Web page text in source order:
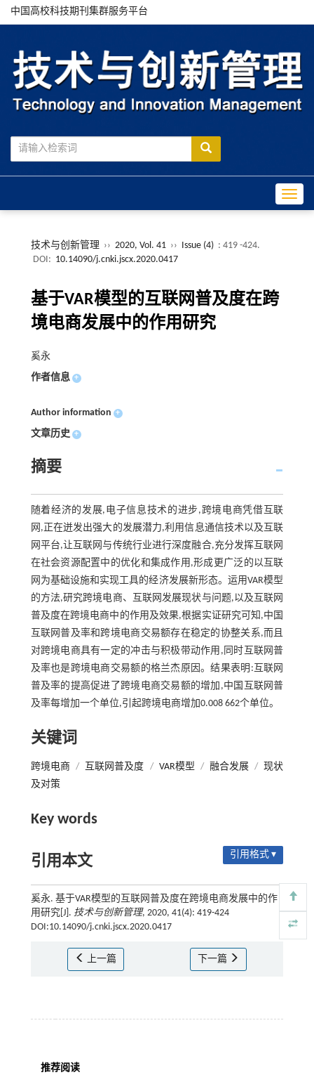
中国高校科技期刊集群服务平台
技术与创新管理 ›› 2020, Vol. 41 ›› Issue (4) : 419 -424.
DOI: 10.14090/j.cnki.jscx.2020.0417
基于VAR模型的互联网普及度在跨
境电商发展中的作用研究
奚永
作者信息 +
Author information +
文章历史 +
摘要
随着经济的发展,电子信息技术的进步,跨境电商凭借互联
网,正在迸发出强大的发展潜力,利用信息通信技术以及互联
网平台,让互联网与传统行业进行深度融合,充分发挥互联网
在社会资源配置中的优化和集成作用,形成更广泛的以互联
网为基础设施和实现工具的经济发展新形态。运用VAR模型
的方法,研究跨境电商、互联网发展现状与问题,以及互联网
普及度在跨境电商中的作用及效果,根据实证研究可知,中国
互联网普及率和跨境电商交易额存在稳定的协整关系,而且
对跨境电商具有一定的冲击与积极带动作用,同时互联网普
及率也是跨境电商交易额的格兰杰原因。结果表明:互联网
普及率的提高促进了跨境电商交易额的增加,中国互联网普
及率每增加一个单位,引起跨境电商增加0.008 662个单位。
关键词
跨境电商 / 互联网普及度 / VAR模型 / 融合发展 / 现状
及对策
Key words
引用本文 引用格式 ▾
奚永. 基于VAR模型的互联网普及度在跨境电商发展中的作
用研究[J]. 技术与创新管理, 2020, 41(4): 419-424
DOI:10.14090/j.cnki.jscx.2020.0417
上一篇 下一篇